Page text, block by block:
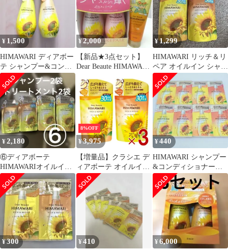
各9個
料
¥ 1,500
HIMAWARI ディアボー
テ シャンプー&コンデ
ィショナー リッチ&リ
ペア
¥2,000
【新品★3点セット】
Dear Beaute HIMAWARI
¥1,299
HIMAWARI リッチ＆リ
ペア オイルイン シャン
プー・コンディショナ
ー
¥2,180
⑥ディアボーテ
HIMAWARIオイルイン
シャンプー＆コンディ
ショナーリッチリペア
8%OFF
¥3,975
【増量品】クラシエ デ
ィアボーテ オイルイン
シャンプー リッチ&リ
ペア つめかえ用 430ml
コンディショナー 430g
各3個
¥440
HIMAWARI シャンプー
&コンディショナー 4
セット
¥300 ¥410 ¥6,000